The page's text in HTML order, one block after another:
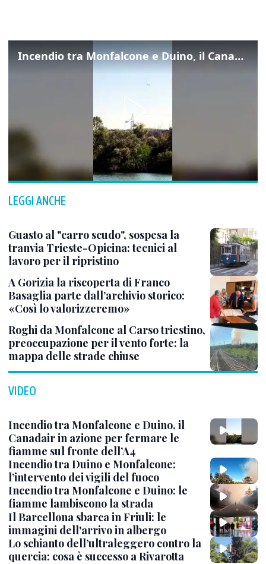
Incendio tra Monfalcone e Duino, il Canadair in azione per fermare le fiamme sul fronte dell’A4
LEGGI ANCHE
Guasto al "carro scudo", sospesa la
tranvia Trieste-Opicina: tecnici al
lavoro per il ripristino
A Gorizia la riscoperta di Franco
Basaglia parte dall’archivio storico:
«Così lo valorizzeremo»
Roghi da Monfalcone al Carso triestino,
preoccupazione per il vento forte: la
mappa delle strade chiuse
VIDEO
Incendio tra Monfalcone e Duino, il
Canadair in azione per fermare le
fiamme sul fronte dell’A4
Incendio tra Duino e Monfalcone:
l’intervento dei vigili del fuoco
Incendio tra Monfalcone e Duino: le
fiamme lambiscono la strada
Il Barcellona sbarca in Friuli: le
immagini dell'arrivo in albergo
Lo schianto dell’ultraleggero contro la
quercia: cosa è successo a Rivarotta